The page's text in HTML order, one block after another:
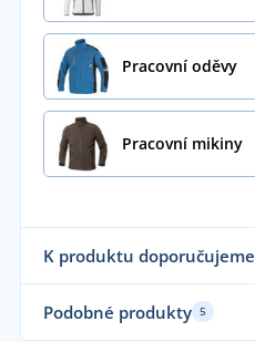
Pracovní oděvy
Pracovní mikiny
K produktu doporučujeme
Sami oblékáme
Podobné produkty 5